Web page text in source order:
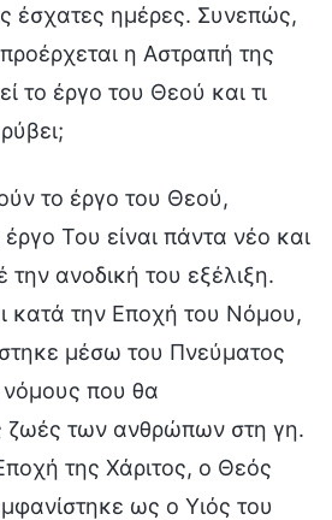
έσχατες ημέρες. Συνεπώς,
η Αστραπή της
το έργο του Θεού και τι
το έργο του Θεού,
Του είναι πάντα νέο και
την ανοδική του εξέλιξη.
κατά την Εποχή του Νόμου,
μέσω του Πνεύματος
που θα
ζωές των ανθρώπων στη γη.
της Χάριτος, ο Θεός
ως ο Υιός του